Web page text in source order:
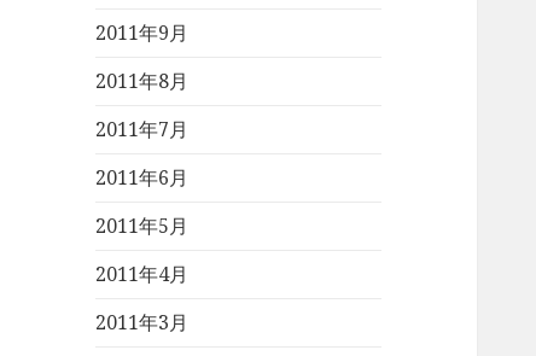
2011年9月
2011年8月
2011年7月
2011年6月
2011年5月
2011年4月
2011年3月